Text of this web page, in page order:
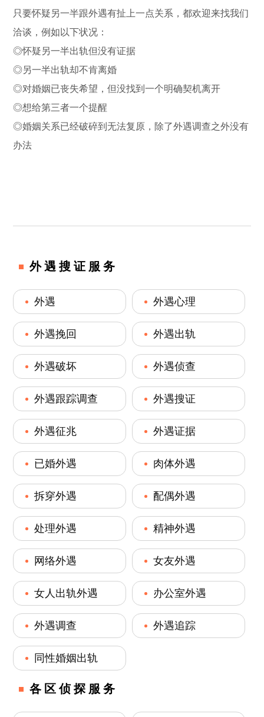
只要怀疑另一半跟外遇有扯上一点关系，都欢迎来找我们
洽谈，例如以下状况：
◎怀疑另一半出轨但没有证据
◎另一半出轨却不肯离婚
◎对婚姻已丧失希望，但没找到一个明确契机离开
◎想给第三者一个提醒
◎婚姻关系已经破碎到无法复原，除了外遇调查之外没有
办法
外遇搜证服务
外遇 外遇心理
外遇挽回 外遇出轨
外遇破坏 外遇侦查
外遇跟踪调查 外遇搜证
外遇征兆 外遇证据
已婚外遇 肉体外遇
拆穿外遇 配偶外遇
处理外遇 精神外遇
网络外遇 女友外遇
女人出轨外遇 办公室外遇
外遇调查 外遇追踪
同性婚姻出轨
各区侦探服务